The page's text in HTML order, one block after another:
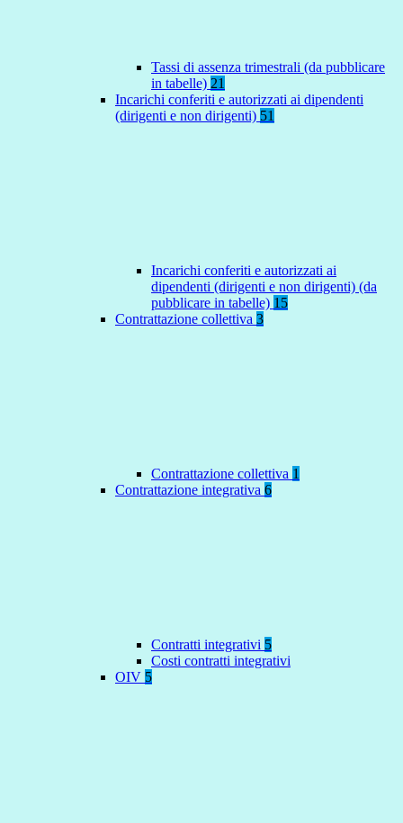
Tassi di assenza trimestrali (da pubblicare
in tabelle) 21
Incarichi conferiti e autorizzati ai dipendenti
(dirigenti e non dirigenti) 51
Incarichi conferiti e autorizzati ai
dipendenti (dirigenti e non dirigenti) (da
pubblicare in tabelle) 15
Contrattazione collettiva 3
Contrattazione collettiva 1
Contrattazione integrativa 6
Contratti integrativi 5
Costi contratti integrativi
OIV 5